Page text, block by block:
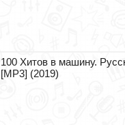
100 Хитов в машину.
[MP3] (2019)